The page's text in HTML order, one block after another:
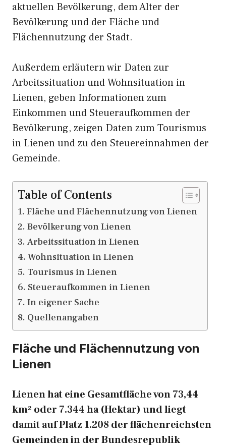
aktuellen Bevölkerung, dem Alter der
Bevölkerung und der Fläche und
Flächennutzung der Stadt.
Außerdem erläutern wir Daten zur
Arbeitssituation und Wohnsituation in
Lienen, geben Informationen zum
Einkommen und Steueraufkommen der
Bevölkerung, zeigen Daten zum Tourismus
in Lienen und zu den Steuereinnahmen der
Gemeinde.
Table of Contents
Fläche und Flächennutzung von Lienen
Bevölkerung von Lienen
Arbeitssituation in Lienen
Wohnsituation in Lienen
Tourismus in Lienen
Steueraufkommen in Lienen
In eigener Sache
Quellenangaben
Fläche und Flächennutzung von
Lienen
Lienen hat eine Gesamtfläche von 73,44
km² oder 7.344 ha (Hektar) und liegt
damit auf Platz 1.208 der flächenreichsten
Gemeinden in der Bundesrepublik